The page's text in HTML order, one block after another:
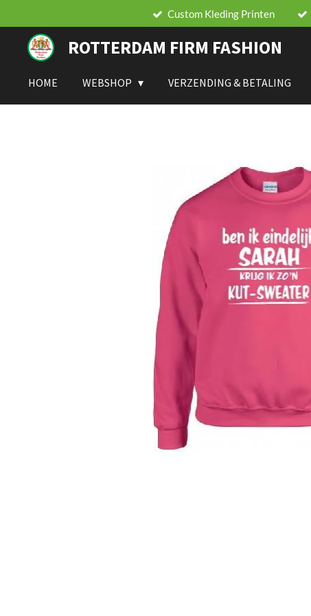
direct
hoofdinhoud
Custom Kleding Printen
ROTTERDAM FIRM FASHION
HOME WEBSHOP VERZENDING & BETALING